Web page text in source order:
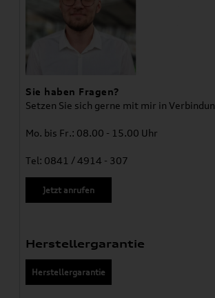
Sie haben Fragen?
Setzen Sie sich gerne mit mir in
Mo. bis Fr.: 08.00 - 15.00 Uhr
Tel: 0841 / 4914 - 307
Jetzt anrufen
Herstellergarantie
Herstellergarantie